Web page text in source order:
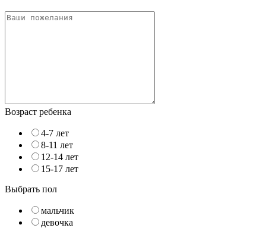
Возраст ребенка
4-7 лет
8-11 лет
12-14 лет
15-17 лет
Выбрать пол
мальчик
девочка